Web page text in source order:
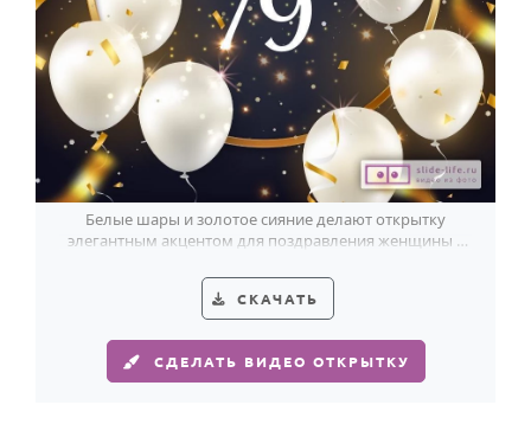
Белые шары и золотое сияние делают открытку
элегантным акцентом для поздравления женщины с
СКАЧАТЬ
СДЕЛАТЬ ВИДЕО ОТКРЫТКУ